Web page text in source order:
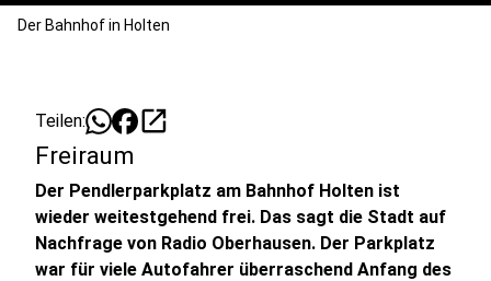
Der Bahnhof in Holten
Teilen: open_in_new
Freiraum
Der Pendlerparkplatz am Bahnhof Holten ist
wieder weitestgehend frei. Das sagt die Stadt auf
Nachfrage von Radio Oberhausen. Der Parkplatz
war für viele Autofahrer überraschend Anfang des